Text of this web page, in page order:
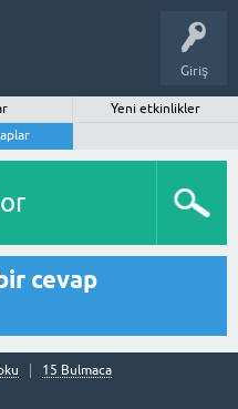
Giriş
Yeni etkinlikler
cevap
15 Bulmaca